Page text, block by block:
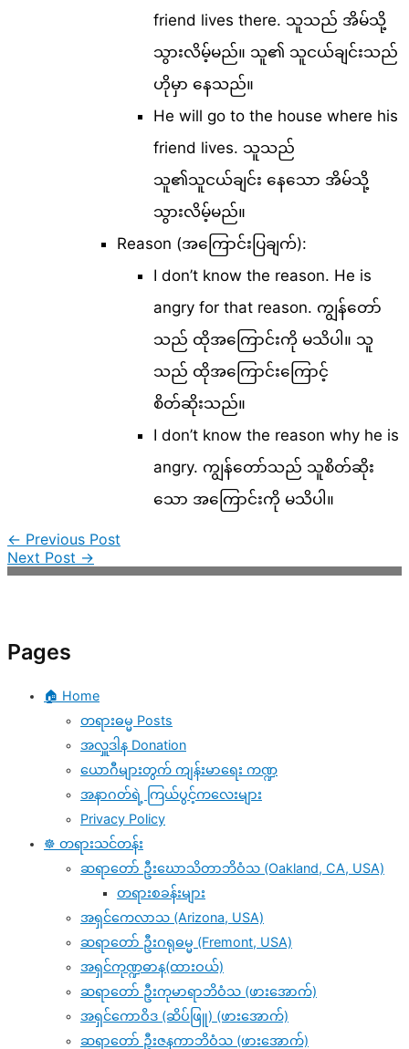
friend lives there. သူသည် အိမ်သို့
သွားလိမ့်မည်။ သူ၏ သူငယ်ချင်းသည်
ဟိုမှာ နေသည်။
He will go to the house where his
friend lives. သူသည်
သူ၏သူငယ်ချင်း နေသော အိမ်သို့
သွားလိမ့်မည်။
Reason (အကြောင်းပြချက်):
I don’t know the reason. He is
angry for that reason. ကျွန်တော်
သည် ထိုအကြောင်းကို မသိပါ။ သူ
သည် ထိုအကြောင်းကြောင့်
စိတ်ဆိုးသည်။
I don’t know the reason why he is
angry. ကျွန်တော်သည် သူစိတ်ဆိုး
သော အကြောင်းကို မသိပါ။
← Previous Post
Next Post →
Pages
🏠 Home
တရားဓမ္မ Posts
အလှူဒါန Donation
ယောဂီများတွက် ကျန်းမာရေး ကဏ္ဍ
အနာဂတ်ရဲ့ ကြယ်ပွင့်ကလေးများ
Privacy Policy
☸️ တရားသင်တန်း
ဆရာတော် ဦးဃောသိတာဘိဝံသ (Oakland, CA, USA)
တရားစခန်းများ
အရှင်ကေလာသ (Arizona, USA)
ဆရာတော် ဦးဂရုဓမ္မ (Fremont, USA)
အရှင်ကုဏ္ဍဓာန(ထားဝယ်)
ဆရာတော် ဦးကုမာရာဘိဝံသ (ဖားအောက်)
အရှင်ကောဝိဒ (ဆိပ်ဖြူ) (ဖားအောက်)
ဆရာတော် ဦးဇနကာဘိဝံသ (ဖားအောက်)